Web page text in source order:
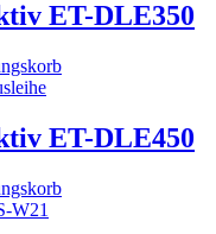
ET-DLE350
ET-DLE450